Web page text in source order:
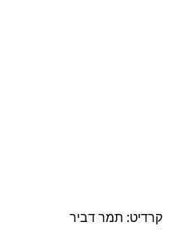
קרדיט: תמר דביר